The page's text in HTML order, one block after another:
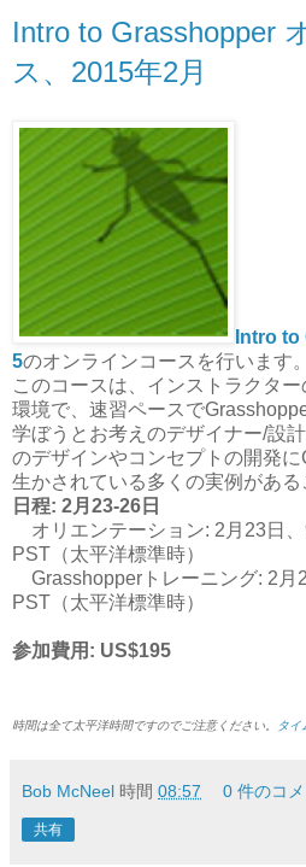
Intro to Grasshopper
ス、2015年2月
Intro
5のオンラインコースを行います
このコースは、インストラクタ
環境で、速習ペースで
学ぼうとお考えのデザイナー/設
のデザインやコンセプトの開発
生かされている多くの実例がある
日程: 2月23-26日
オリエンテーション: 2月23日
PST（太平洋標準時）
Grasshopperトレーニング: 2月
PST（太平洋標準時）
参加費用: US$195
時間は全て太平洋時間ですのでご注意ください。 タイ
Bob McNeel 時間 08:57 0 件のコ
共有